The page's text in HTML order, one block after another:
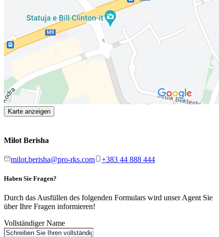
Karte anzeigen
Milot Berisha
milot.berisha@pro-rks.com +383 44 888 444
Haben Sie Fragen?
Durch das Ausfüllen des folgenden Formulars wird unser Agent Sie
über Ihre Fragen informieren!
Vollständiger Name